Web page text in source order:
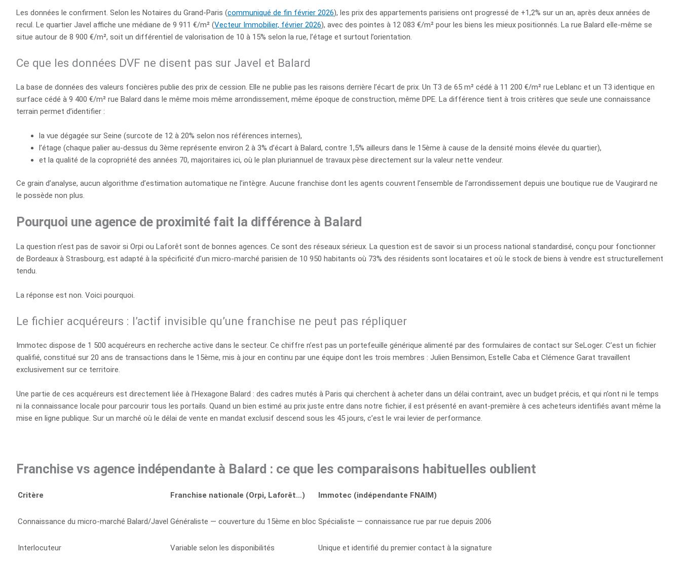
Les données le confirment. Selon les Notaires du Grand-Paris (communiqué de fin février 2026), les prix des appartements parisiens ont progressé de +1,2% sur un an, après deux années de
recul. Le quartier Javel affiche une médiane de 9 911 €/m² (Vecteur Immobilier, février 2026), avec des pointes à 12 083 €/m² pour les biens les mieux positionnés. La rue Balard elle-même se
situe autour de 8 900 €/m², soit un différentiel de valorisation de 10 à 15% selon la rue, l’étage et surtout l’orientation.
Ce que les données DVF ne disent pas sur Javel et Balard
La base de données des valeurs foncières publie des prix de cession. Elle ne publie pas les raisons derrière l’écart de prix. Un T3 de 65 m² cédé à 11 200 €/m² rue Leblanc et un T3 identique en
surface cédé à 9 400 €/m² rue Balard dans le même mois même arrondissement, même époque de construction, même DPE. La différence tient à trois critères que seule une connaissance
terrain permet d’identifier :
la vue dégagée sur Seine (surcote de 12 à 20% selon nos références internes),
l’étage (chaque palier au-dessus du 3ème représente environ 2 à 3% d’écart à Balard, contre 1,5% ailleurs dans le 15ème à cause de la densité moins élevée du quartier),
et la qualité de la copropriété des années 70, majoritaires ici, où le plan pluriannuel de travaux pèse directement sur la valeur nette vendeur.
Ce grain d’analyse, aucun algorithme d’estimation automatique ne l’intègre. Aucune franchise dont les agents couvrent l’ensemble de l’arrondissement depuis une boutique rue de Vaugirard ne
le possède non plus.
Pourquoi une agence de proximité fait la différence à Balard
La question n’est pas de savoir si Orpi ou Laforêt sont de bonnes agences. Ce sont des réseaux sérieux. La question est de savoir si un process national standardisé, conçu pour fonctionner
de Bordeaux à Strasbourg, est adapté à la spécificité d’un micro-marché parisien de 10 950 habitants où 73% des résidents sont locataires et où le stock de biens à vendre est structurellement
tendu.
La réponse est non. Voici pourquoi.
Le fichier acquéreurs : l’actif invisible qu’une franchise ne peut pas répliquer
Immotec dispose de 1 500 acquéreurs en recherche active dans le secteur. Ce chiffre n’est pas un portefeuille générique alimenté par des formulaires de contact sur SeLoger. C’est un fichier
qualifié, constitué sur 20 ans de transactions dans le 15ème, mis à jour en continu par une équipe dont les trois membres : Julien Bensimon, Estelle Caba et Clémence Garat travaillent
exclusivement sur ce territoire.
Une partie de ces acquéreurs est directement liée à l’Hexagone Balard : des cadres mutés à Paris qui cherchent à acheter dans un délai contraint, avec un budget précis, et qui n’ont ni le temps
ni la connaissance locale pour parcourir tous les portails. Quand un bien estimé au prix juste entre dans notre fichier, il est présenté en avant-première à ces acheteurs identifiés avant même la
mise en ligne publique. Sur un marché où le délai de vente en mandat exclusif descend sous les 45 jours, c’est le vrai levier de performance.
Franchise vs agence indépendante à Balard : ce que les comparaisons habituelles oublient
Critère Franchise nationale (Orpi, Laforêt…) Immotec (indépendante FNAIM)
Connaissance du micro-marché Balard/Javel Généraliste — couverture du 15ème en bloc Spécialiste — connaissance rue par rue depuis 2006
Interlocuteur Variable selon les disponibilités Unique et identifié du premier contact à la signature